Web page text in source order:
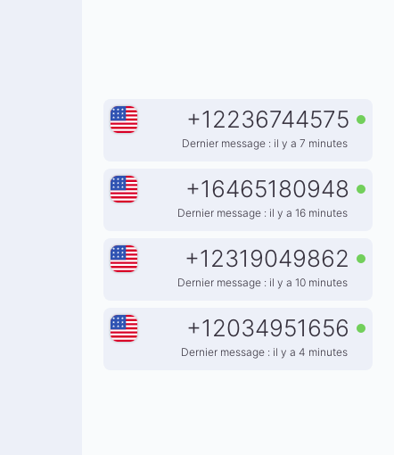
+12236744575
Dernier message : il y a 7 minutes
+16465180948
Dernier message : il y a 16 minutes
+12319049862
Dernier message : il y a 10 minutes
+12034951656
Dernier message : il y a 4 minutes